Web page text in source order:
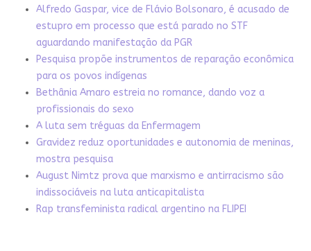
Alfredo Gaspar, vice de Flávio Bolsonaro, é acusado de
estupro em processo que está parado no STF
aguardando manifestação da PGR
Pesquisa propõe instrumentos de reparação econômica
para os povos indígenas
Bethânia Amaro estreia no romance, dando voz a
profissionais do sexo
A luta sem tréguas da Enfermagem
Gravidez reduz oportunidades e autonomia de meninas,
mostra pesquisa
August Nimtz prova que marxismo e antirracismo são
indissociáveis na luta anticapitalista
Rap transfeminista radical argentino na FLIPEI